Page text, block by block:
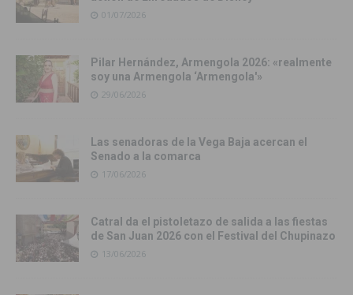
01/07/2026
Pilar Hernández, Armengola 2026: «realmente
soy una Armengola ‘Armengola'»
29/06/2026
Las senadoras de la Vega Baja acercan el
Senado a la comarca
17/06/2026
Catral da el pistoletazo de salida a las fiestas
de San Juan 2026 con el Festival del Chupinazo
13/06/2026